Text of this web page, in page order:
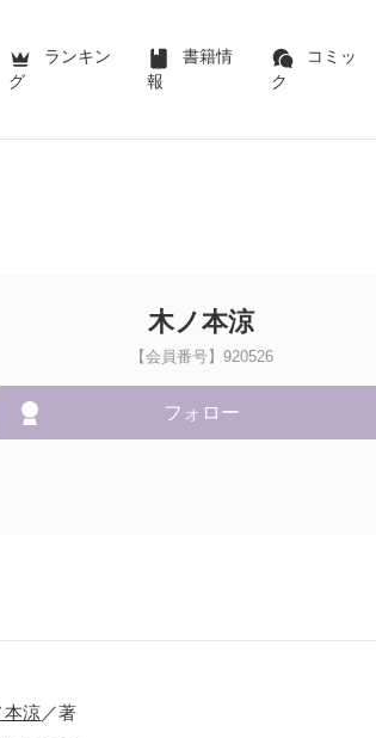
ランキン
グ
書籍情
報
コミッ
ク
木ノ本涼
【会員番号】920526
フォロー
本涼／著